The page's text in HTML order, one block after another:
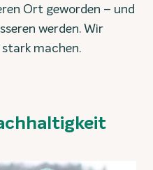
Ort geworden – und
werden. Wir
machen.